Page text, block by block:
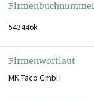
543446k
Firmenwortlaut
MK Taco GmbH